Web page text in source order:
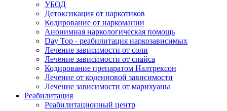
УБОД
Детоксикация от наркотиков
Кодирование от наркомании
Анонимная наркологическая помощь
Day Top - реабилитация наркозависимых
Лечение зависимости от соли
Лечение зависимости от спайса
Кодирование препаратом Налтрексон
Лечение от кодеиновой зависимости
Лечение зависимости от марихуаны
Реабилитация
Реабилитационный центр